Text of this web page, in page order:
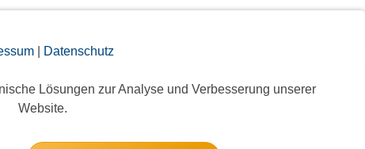
| Datenschutz
Lösungen zur Analyse und Verbesserung unserer
Website.